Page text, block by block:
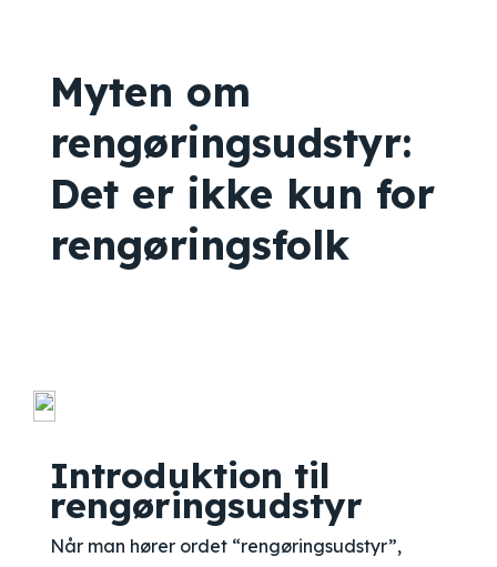
Myten om
rengøringsudstyr:
Det er ikke kun for
rengøringsfolk
Introduktion til
rengøringsudstyr
Når man hører ordet “rengøringsudstyr”,